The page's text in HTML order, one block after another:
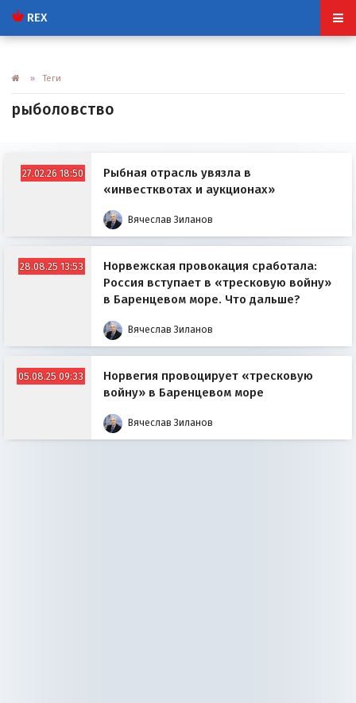
REX
» Теги
рыболовство
27.02.26 18:50
Рыбная отрасль увязла в
«инвестквотах и аукционах»
Вячеслав Зиланов
28.08.25 13:53
Норвежская провокация сработала:
Россия вступает в «тресковую войну»
в Баренцевом море. Что дальше?
Вячеслав Зиланов
05.08.25 09:33
Норвегия провоцирует «тресковую
войну» в Баренцевом море
Вячеслав Зиланов